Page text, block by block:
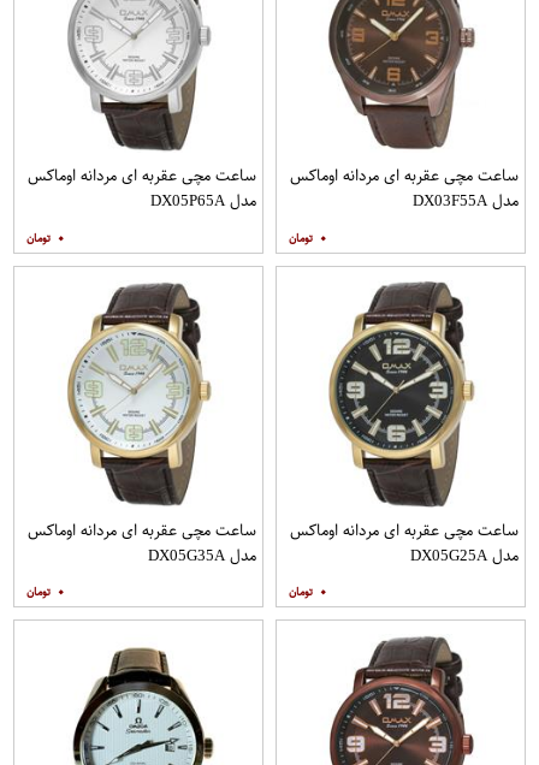
ساعت مچی عقربه ای مردانه اوماکس
مدل DX03F55A
۰
ساعت مچی عقربه ای مردانه اوماکس
مدل DX05P65A
۰
ساعت مچی عقربه ای مردانه اوماکس
مدل DX05G25A
۰
ساعت مچی عقربه ای مردانه اوماکس
مدل DX05G35A
۰